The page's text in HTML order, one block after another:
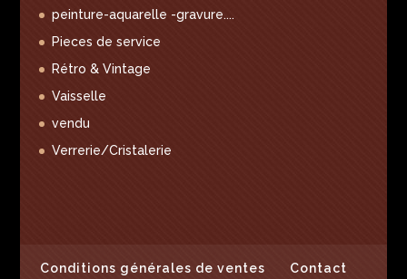
peinture-aquarelle -gravure....
Pieces de service
Rétro & Vintage
Vaisselle
vendu
Verrerie/Cristalerie
Conditions générales de ventes Contact